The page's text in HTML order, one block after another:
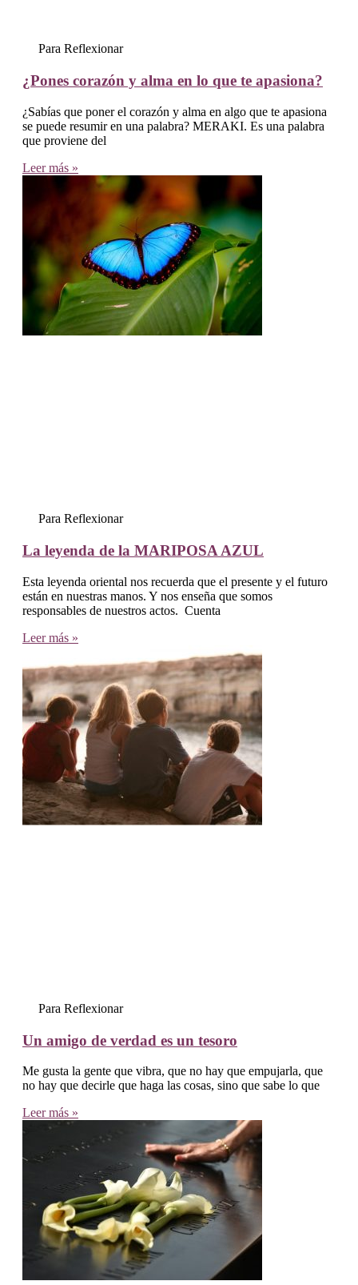
Para Reflexionar
¿Pones corazón y alma en lo que te apasiona?
¿Sabías que poner el corazón y alma en algo que te apasiona
se puede resumir en una palabra? MERAKI. Es una palabra
que proviene del
Leer más »
Para Reflexionar
La leyenda de la MARIPOSA AZUL
Esta leyenda oriental nos recuerda que el presente y el futuro
están en nuestras manos. Y nos enseña que somos
responsables de nuestros actos. Cuenta
Leer más »
Para Reflexionar
Un amigo de verdad es un tesoro
Me gusta la gente que vibra, que no hay que empujarla, que
no hay que decirle que haga las cosas, sino que sabe lo que
Leer más »